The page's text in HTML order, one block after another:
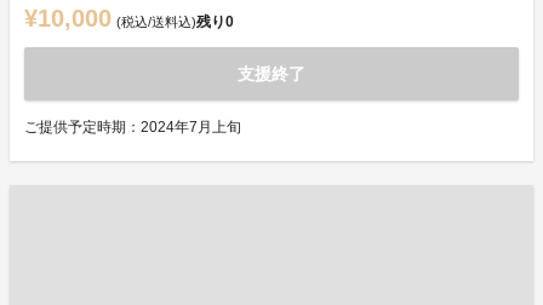
¥10,000 (税込/送料込)残り0
支援終了
ご提供予定時期：2024年7月上旬